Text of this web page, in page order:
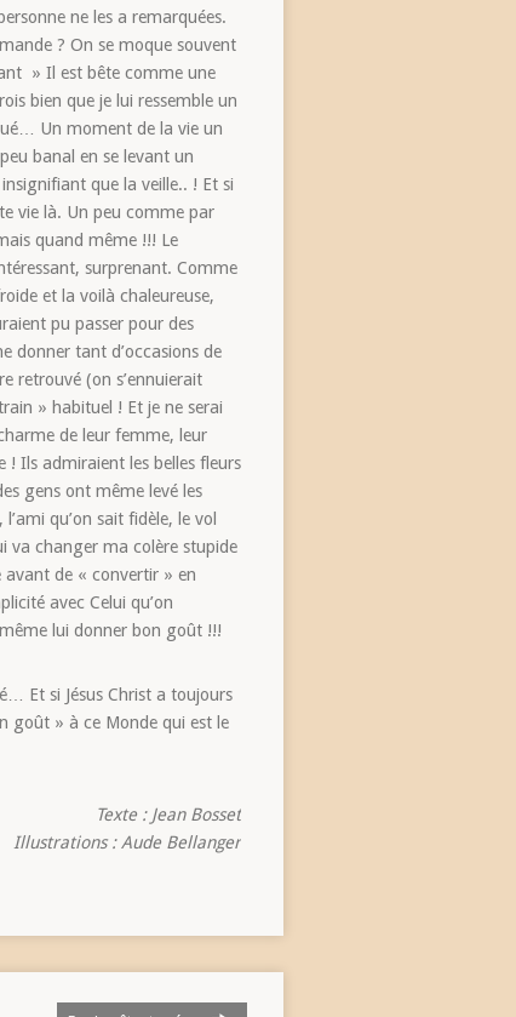
ne les a remarquées.
? On se moque souvent
» Il est bête comme une
bien que je lui ressemble un
Un moment de la vie un
banal en se levant un
que la veille.. ! Et si
vie là. Un peu comme par
quand même !!! Le
surprenant. Comme
et la voilà chaleureuse,
pu passer pour des
donner tant d’occasions de
retrouvé (on s’ennuierait
» habituel ! Et je ne serai
de leur femme, leur
Ils admiraient les belles fleurs
gens ont même levé les
qu’on sait fidèle, le vol
va changer ma colère stupide
de « convertir » en
avec Celui qu’on
lui donner bon goût !!!
Et si Jésus Christ a toujours
goût » à ce Monde qui est le
Texte : Jean Bosset
: Aude Bellanger